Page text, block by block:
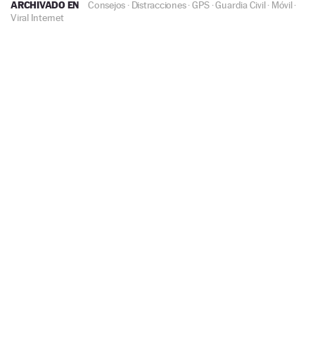
ARCHIVADO EN Consejos · Distracciones·GPS ·Guardia Civil· Móvil·
Viral Internet